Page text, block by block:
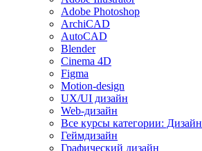
Adobe Photoshop
ArchiCAD
AutoCAD
Blender
Cinema 4D
Figma
Motion-design
UX/UI дизайн
Web-дизайн
Все курсы категории: Дизайн
Геймдизайн
Графический дизайн